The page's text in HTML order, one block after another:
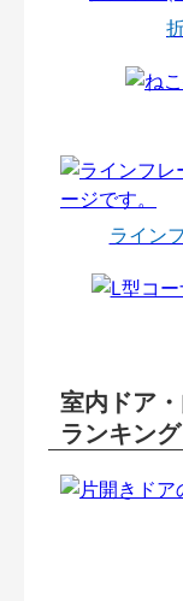
ライン
室内ドア
ランキング